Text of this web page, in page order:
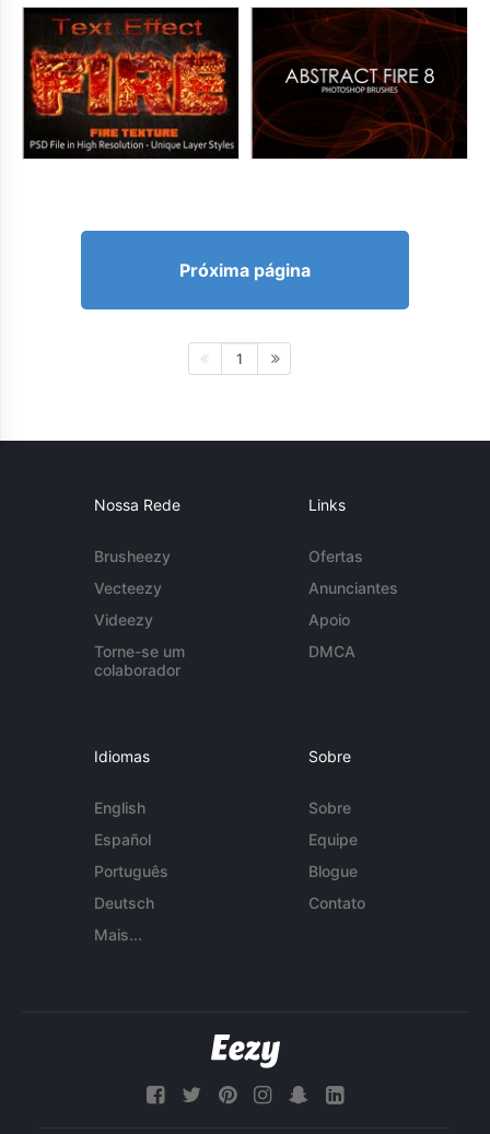
Próxima página
1
Nossa Rede
Brusheezy
Vecteezy
Videezy
Torne-se um
colaborador
Links
Ofertas
Anunciantes
Apoio
DMCA
Idiomas
English
Español
Português
Deutsch
Mais...
Sobre
Sobre
Equipe
Blogue
Contato